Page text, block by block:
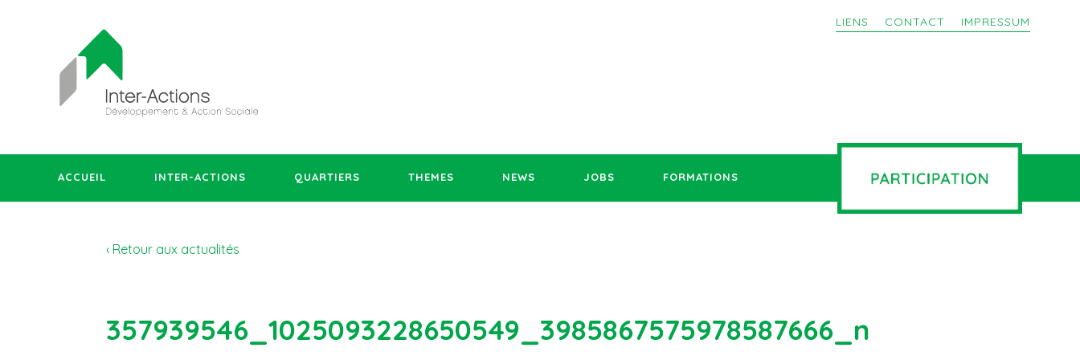
LIENS CONTACT IMPRESSUM
ACCUEIL INTER-ACTIONS QUARTIERS THEMES NEWS JOBS FORMATIONS
‹ Retour aux actualités
357939546_1025093228650549_3985867575978587666_n